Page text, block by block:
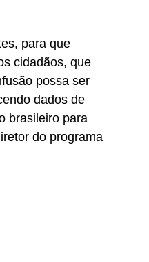
para que
cidadãos, que
possa ser
dados de
brasileiro para
do programa